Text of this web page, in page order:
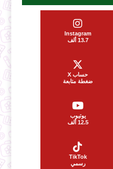
Instagram
13.7 ألف
حساب X
ضغطة متابعة
يوتيوب
12.5 ألف
TikTok
رسمي